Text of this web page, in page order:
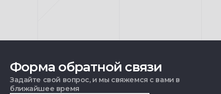
Форма обратной связи
Задайте свой вопрос, и мы свяжемся с вами в
ближайшее время